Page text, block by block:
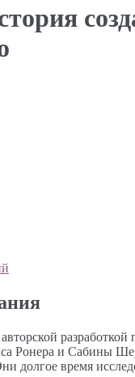
разработкой
Ронера и Сабины
долгое время